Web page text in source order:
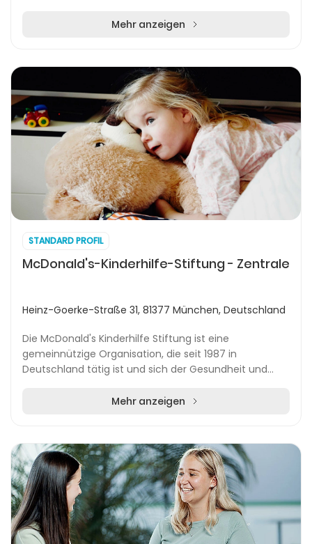
Mehr anzeigen
STANDARD PROFIL
McDonald's-Kinderhilfe-Stiftung - Zentrale
Heinz-Goerke-Straße 31, 81377 München, Deutschland
Die McDonald's Kinderhilfe Stiftung ist eine
gemeinnützige Organisation, die seit 1987 in
Deutschland tätig ist und sich der Gesundheit und
Mehr anzeigen